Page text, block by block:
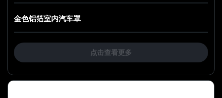
金色铝箔室内汽车罩
点击查看更多